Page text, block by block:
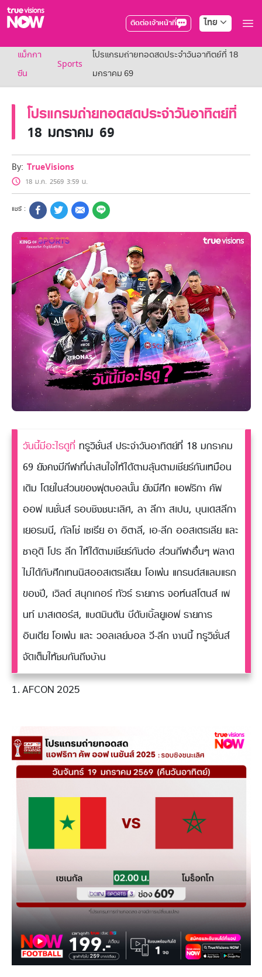
ติดต่อเจ้าหน้าที่ ไทย
True AF2026
แพ็กเกจ
NOW SPORTS
NOW Muay Thai
แพ็กเกจทรูวิชันส์นาวทั้งหมด
เคเบิลและจานดาวเทียม
สิทธิพิเศษ
สิทธิพิเศษลูกค้าทรูวิชั่นส์
Showtime
HoReCa
แพ็กเกจสำหรับผู้ประกอบการ
หาร้านร่วมรายการ
FAQs
แม็กกา
ซีน
Sports
โปรแกรมถ่ายทอดสดประจำวันอาทิตย์ที่ 18
มกราคม 69
โปรแกรมถ่ายทอดสดประจำวันอาทิตย์ที่
18 มกราคม 69
By: TrueVisions
18 ม.ค. 2569 3:59 น.
วันนี้มีอะไรดูที่ ทรูวิชั่นส์ ประจำวันอาทิตย์ที่ 18 มกราคม
69 ยังคงมีกีฬาที่น่าสนใจให้ได้ตามลุ้นตามเชียร์กันเหมือน
เดิม โดยในส่วนของฟุตบอลนั้น ยังมีศึก แอฟริกา คัพ
ออฟ เนชั่นส์ รอบชิงชนะเลิศ, ลา ลีกา สเปน, บุนเดสลีกา
เยอรมนี, กัลโช่ เซเรีย อา อิตาลี, เอ-ลีก ออสเตรเลีย และ
ซาอุดิ โปร ลีก ให้ได้ตามเชียร์กันต่อ ส่วนกีฬาอื่นๆ พลาด
ไม่ได้กับศึกเทนนิสออสเตรเลียน โอเพ่น แกรนด์สแลมแรก
ของปี, เวิลด์ สนุกเกอร์ ทัวร์ รายการ จอห์นสโตนส์ เพ
นท์ มาสเตอร์ส, แบดมินตัน บีดับเบิ้ลยูเอฟ รายการ
อินเดีย โอเพ่น และ วอลเลย์บอล วี-ลีก งานนี้ ทรูวิชั่นส์
จัดเต็มให้ชมกันถึงบ้าน
1. AFCON 2025